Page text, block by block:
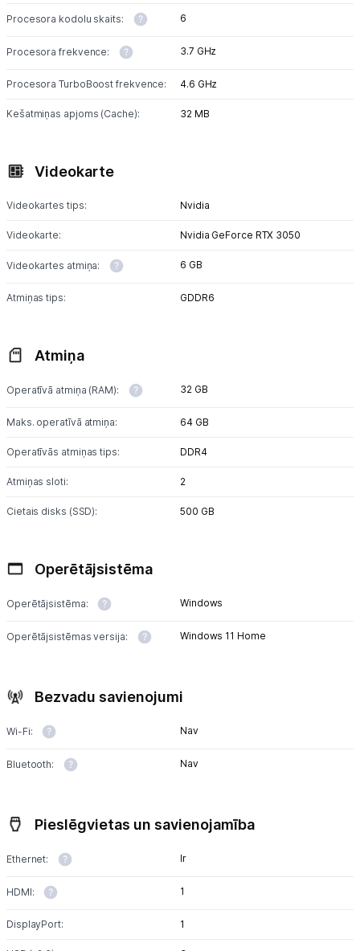
Procesora kodolu skaits: 6
Procesora frekvence: 3.7 GHz
Procesora TurboBoost frekvence: 4.6 GHz
Kešatmiņas apjoms (Cache): 32 MB
Videokarte
Videokartes tips: Nvidia
Videokarte: Nvidia GeForce RTX 3050
Videokartes atmiņa: 6 GB
Atmiņas tips: GDDR6
Atmiņa
Operatīvā atmiņa (RAM): 32 GB
Maks. operatīvā atmiņa: 64 GB
Operatīvās atmiņas tips: DDR4
Atmiņas sloti: 2
Cietais disks (SSD): 500 GB
Operētājsistēma
Operētājsistēma: Windows
Operētājsistēmas versija: Windows 11 Home
Bezvadu savienojumi
Wi-Fi: Nav
Bluetooth: Nav
Pieslēgvietas un savienojamība
Ethernet: Ir
HDMI: 1
DisplayPort: 1